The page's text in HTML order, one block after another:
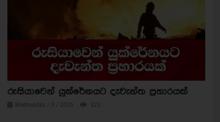
රුසියාවෙන් යුක්රේනයට දැවැන්ත ප්‍රහාරයක්
Wednesday / 5 / 2026 323